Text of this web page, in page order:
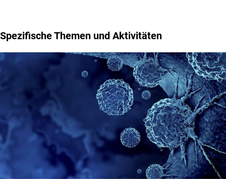
Spezifische Themen und Aktivitäten